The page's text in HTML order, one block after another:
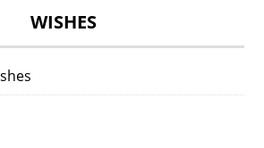
WISHES